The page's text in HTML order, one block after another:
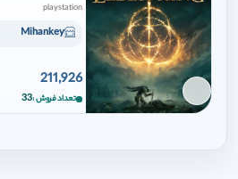
برای افزودن وارد شوید
playstation
Mihankey
211,926
تعداد فروش 33